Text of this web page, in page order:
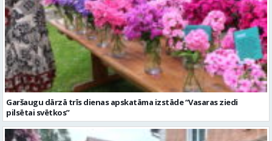
Garšaugu dārzā trīs dienas apskatāma izstāde “Vasaras ziedi
pilsētai svētkos”